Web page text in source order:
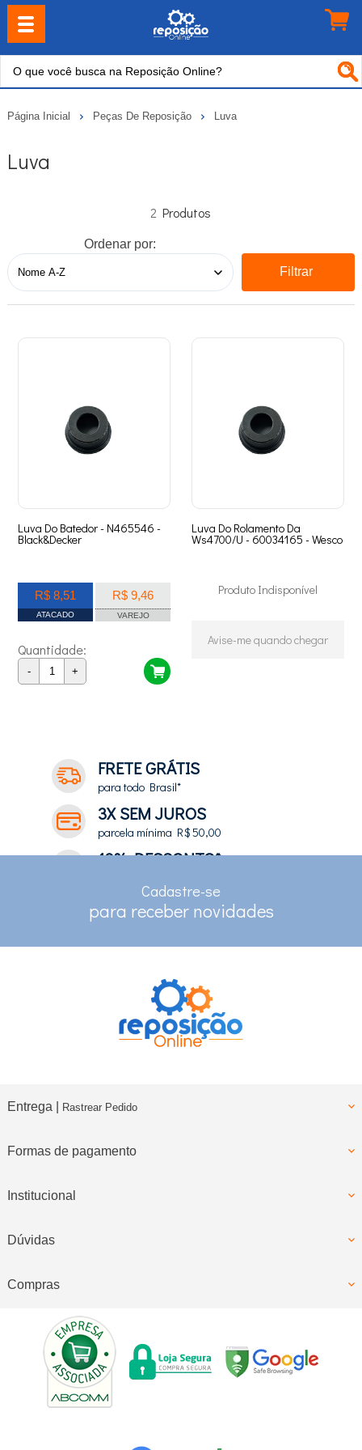
Página Inicial Peças De Reposição Luva
Luva
2
Ordenar por:
Filtrar
Luva Do Batedor - N465546 -
Black&Decker
R$ 8,51
ATACADO
R$ 9,46
VAREJO
Quantidade:
- +
Luva Do Rolamento Da
Ws4700/U - 60034165 - Wesco
Produto Indisponível
Avise-me quando chegar
FRETE GRÁTIS
para todo Brasil*
3X SEM JUROS
parcela mínima R$ 50,00
10% DESCONTO*
RASTREAMENTO
Cadastre-se
para receber novidades
Entrega | Rastrear Pedido
Formas de pagamento
Institucional
Dúvidas
Compras